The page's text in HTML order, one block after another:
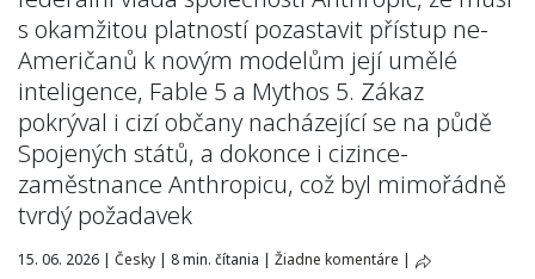
s okamžitou platností pozastavit přístup ne-
Američanů k novým modelům její umělé
inteligence, Fable 5 a Mythos 5. Zákaz
pokrýval i cizí občany nacházející se na půdě
Spojených států, a dokonce i cizince-
zaměstnance Anthropicu, což byl mimořádně
tvrdý požadavek
15. 06. 2026 | Česky | 8 min. čítania | Žiadne komentáre |